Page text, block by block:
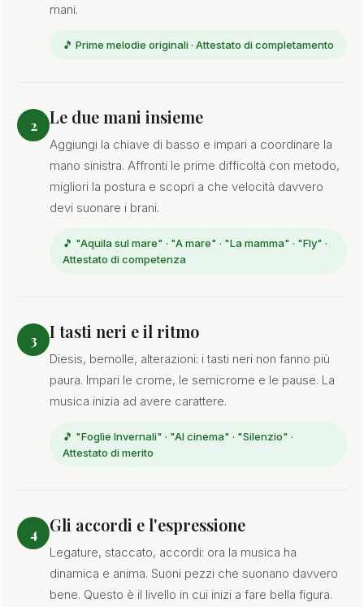
mani.
🎵 Prime melodie originali · Attestato di completamento
2 Le due mani insieme
Aggiungi la chiave di basso e impari a coordinare la
mano sinistra. Affronti le prime difficoltà con metodo,
migliori la postura e scopri a che velocità davvero
devi suonare i brani.
🎵 "Aquila sul mare" · "A mare" · "La mamma" · "Fly" ·
Attestato di competenza
3 I tasti neri e il ritmo
Diesis, bemolle, alterazioni: i tasti neri non fanno più
paura. Impari le crome, le semicrome e le pause. La
musica inizia ad avere carattere.
🎵 "Foglie Invernali" · "Al cinema" · "Silenzio" ·
Attestato di merito
4 Gli accordi e l'espressione
Legature, staccato, accordi: ora la musica ha
dinamica e anima. Suoni pezzi che suonano davvero
bene. Questo è il livello in cui inizi a fare bella figura.